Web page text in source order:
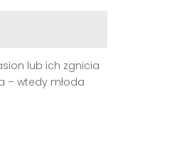
lub ich zgnicia
– wtedy młoda